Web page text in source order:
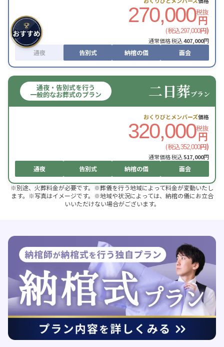
270,000税抜
円
(税込297,000円)
通常価格 税込407,000円
通夜 告別式 納棺の儀 面会
通夜・告別式を行う
一般的なお葬式のプラン 二日葬プラン
おくりびとメンバーズ価格
320,000税抜
円
(税込352,000円)
通常価格 税込517,000円
通夜 告別式 納棺の儀 面会
※別途、火葬料金が必要です。※葬儀を行う地域によって料金が変動いたし
ます。※写真はイメージです。※地域や状況によっては、納棺の儀にお立合
いいただけない場合がございます。